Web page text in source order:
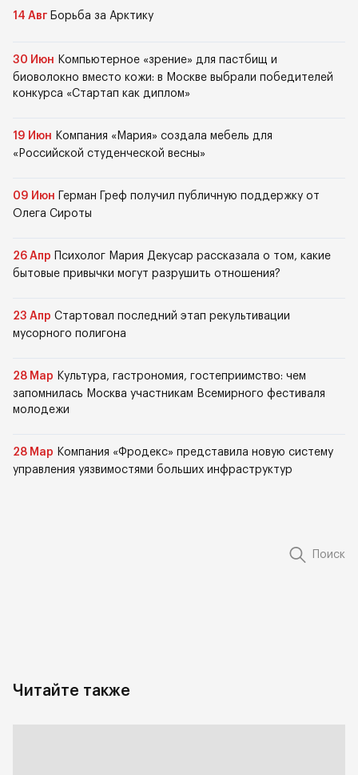
14 Авг Борьба за Арктику
30 Июн Компьютерное «зрение» для пастбищ и
биоволокно вместо кожи: в Москве выбрали победителей
конкурса «Стартап как диплом»
19 Июн Компания «Мария» создала мебель для
«Российской студенческой весны»
09 Июн
Герман Греф получил публичную поддержку от
Олега Сироты
26 Апр
Психолог Мария Декусар рассказала о том, какие
бытовые привычки могут разрушить отношения?
23 Апр Стартовал последний этап рекультивации
мусорного полигона
28 Мар Культура, гастрономия, гостеприимство: чем
запомнилась Москва участникам Всемирного фестиваля
молодежи
28 Мар Компания «Фродекс» представила новую систему
управления уязвимостями больших инфраструктур
Поиск
Читайте также